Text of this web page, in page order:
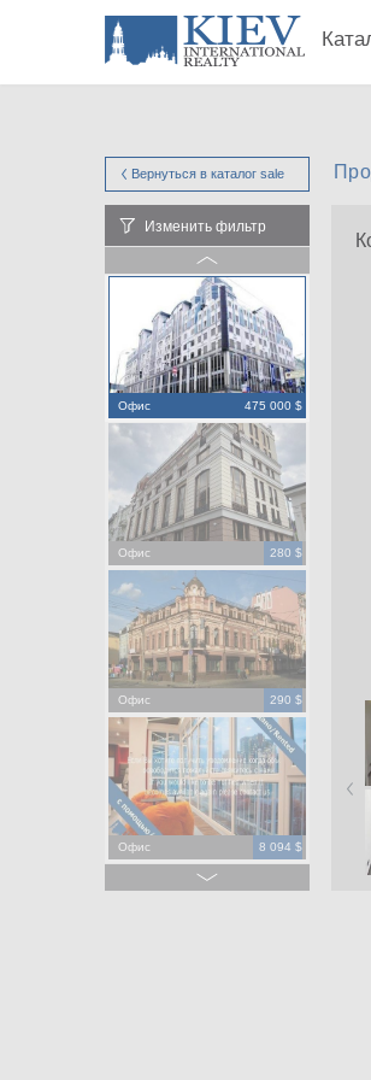
Вернуться в каталог sale
Изменить фильтр
Офис 475 000 $
Офис 280 $
Офис 290 $
Офис 8 094 $